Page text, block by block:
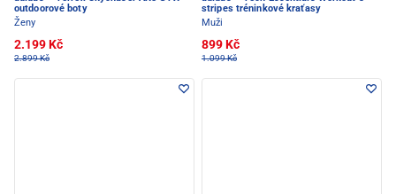
outdoorové boty
Ženy
2.199 Kč
2.899 Kč
stripes tréninkové kraťasy
Muži
899 Kč
1.099 Kč